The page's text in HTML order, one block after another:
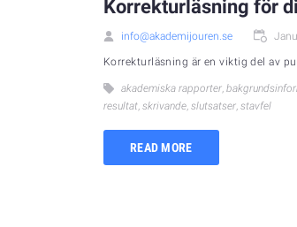
Korrekturläsning för
info@akademijouren.se
Korrekturläsning är en viktig del av
akademiska rapporter,
resultat, skrivande, slutsatser, stavfel
READ MORE